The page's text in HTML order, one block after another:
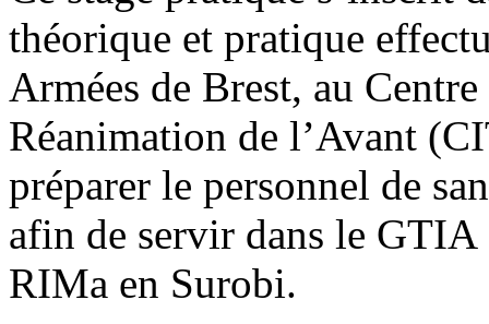
théorique et pratique
Armées de Brest, au
Réanimation de l’Avant
préparer le personnel de
afin de servir dans le
RIMa en Surobi.